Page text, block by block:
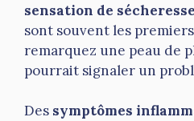
sensation de sécheresse
sont souvent les
remarquez une peau de
pourrait signaler un
Des symptômes